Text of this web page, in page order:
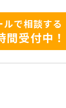
ルで相談する
間受付中！